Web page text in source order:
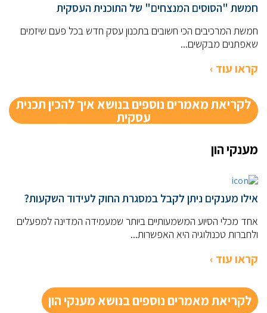
חמשת "הסוסים המנצחים" של התוכנית העסקית
חמשת המרכיבים הכי חשובים בתכנון עסק חדש בכל פעם שיזמים
שאפתנים מבקשים...
קראו עוד ›
לקריאת מאמרים נוספים בנושא איך להכין תכנית
עסקית
מענקי הון
אילו מענקים ניתן לקבל במסגרת החוק לעידוד השקעות?
אחד מכלי הסיוע המשמעותיים ביותר שמעמידה המדינה למפעלים
ולחברות טכנולוגיה היא האפשרות...
קראו עוד ›
לקריאת מאמרים נוספים בנושא מענקי הון